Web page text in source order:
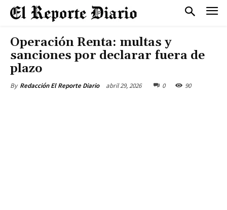
Operación Renta: multas y
sanciones por declarar fuera de
plazo
By Redacción El Reporte Diario abril 29, 2026 0 90